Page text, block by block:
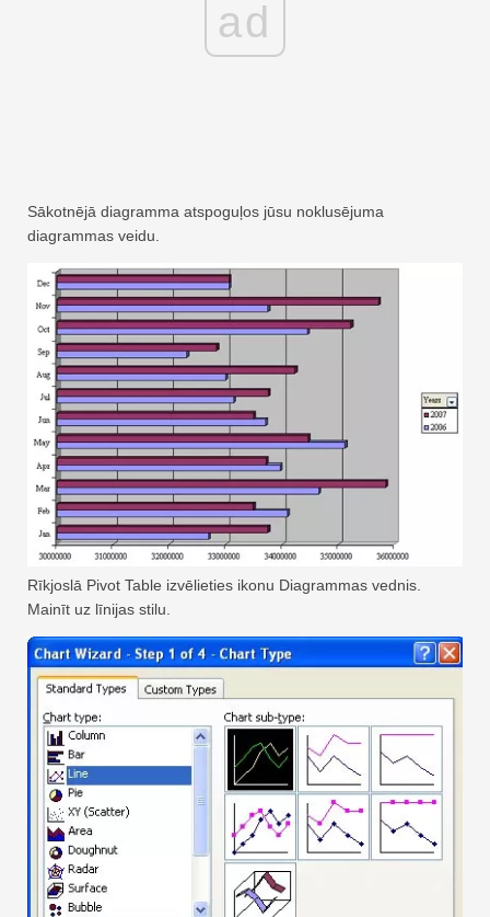
ad
Sākotnējā diagramma atspoguļos jūsu noklusējuma
diagrammas veidu.
Rīkjoslā Pivot Table izvēlieties ikonu Diagrammas vednis.
Mainīt uz līnijas stilu.